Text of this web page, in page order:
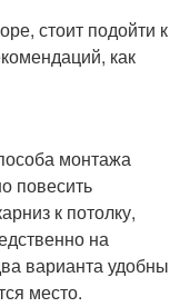
стоит подойти к
как
монтажа
повесить
к потолку,
на
варианта удобны
место.